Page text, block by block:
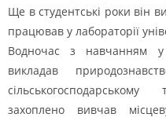
Ще в студентські роки він
працював у лабораторії
Водночас з навчанням
викладав
захоплено вивчав